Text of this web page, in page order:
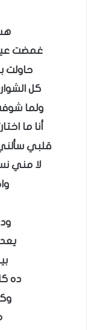
غمضت
حاولت
كل
ولما
أنا ما
قلبي
لا مني
ده